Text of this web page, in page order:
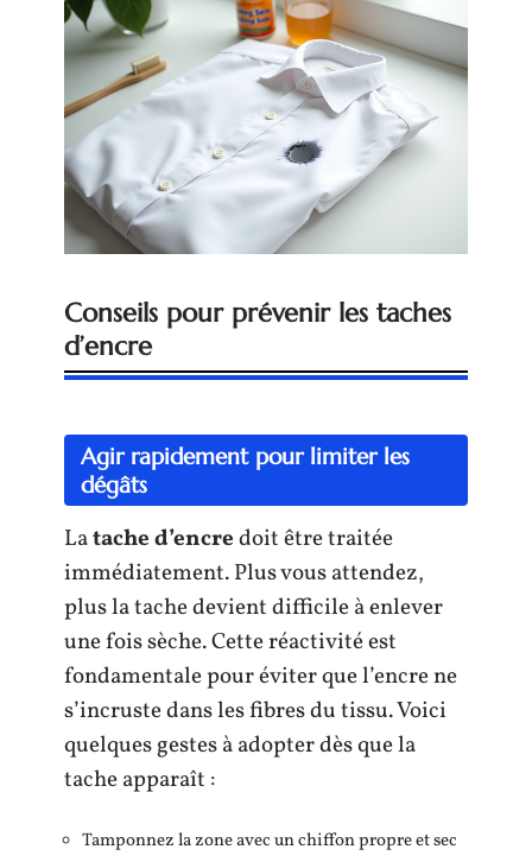
Conseils pour prévenir les taches
d’encre
Agir rapidement pour limiter les
dégâts
Latache d’encredoit être traitée
immédiatement. Plus vous attendez,
plus la tache devient difficile à enlever
une fois sèche. Cette réactivité est
fondamentale pour éviter que l’encre ne
s’incruste dans les fibres du tissu. Voici
quelques gestes à adopter dès que la
tache apparaît :
Tamponnez la zone avec un chiffon propre et sec